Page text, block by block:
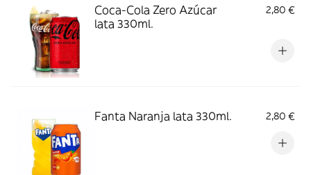
Coca-Cola Zero Azúcar
lata 330ml.
2,80 €
Fanta Naranja lata 330ml. 2,80 €